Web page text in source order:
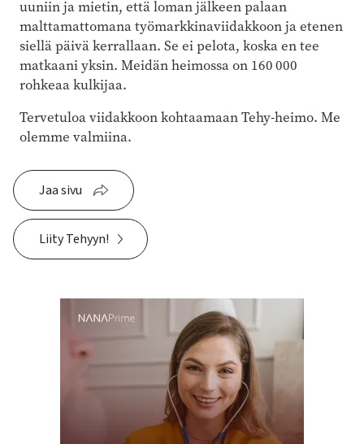
uuniin ja mietin, että loman jälkeen palaan
malttamattomana työmarkkinaviidakkoon ja etenen
siellä päivä kerrallaan. Se ei pelota, koska en tee
matkaani yksin. Meidän heimossa on 160 000
rohkeaa kulkijaa.
Tervetuloa viidakkoon kohtaamaan Tehy-heimo. Me
olemme valmiina.
Jaa sivu
Liity Tehyyn!